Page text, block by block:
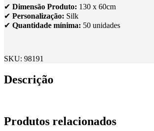
✔ Dimensão Produto: 130 x 60cm
✔ Personalização: Silk
✔ Quantidade mínima: 50 unidades
SKU: 98191
Descrição
Produtos relacionados